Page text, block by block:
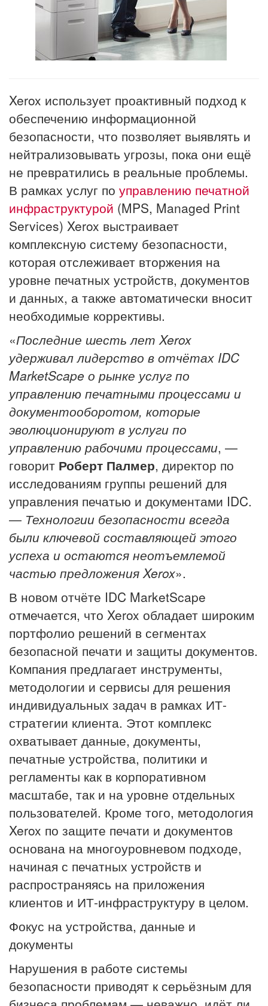
Xerox использует проактивный подход к
обеспечению информационной
безопасности, что позволяет выявлять и
нейтрализовывать угрозы, пока они ещё
не превратились в реальные проблемы.
В рамках услуг по управлению печатной
инфраструктурой (MPS, Managed Print
Services) Xerox выстраивает
комплексную систему безопасности,
которая отслеживает вторжения на
уровне печатных устройств, документов
и данных, а также автоматически вносит
необходимые коррективы.
«Последние шесть лет Xerox
удерживал лидерство в отчётах IDC
MarketScape о рынке услуг по
управлению печатными процессами и
документооборотом, которые
эволюционируют в услуги по
управлению рабочими процессами, —
говорит Роберт Палмер, директор по
исследованиям группы решений для
управления печатью и документами IDC.
— Технологии безопасности всегда
были ключевой составляющей этого
успеха и остаются неотъемлемой
частью предложения Xerox».
В новом отчёте IDC MarketScape
отмечается, что Xerox обладает широким
портфолио решений в сегментах
безопасной печати и защиты документов.
Компания предлагает инструменты,
методологии и сервисы для решения
индивидуальных задач в рамках ИТ-
стратегии клиента. Этот комплекс
охватывает данные, документы,
печатные устройства, политики и
регламенты как в корпоративном
масштабе, так и на уровне отдельных
пользователей. Кроме того, методология
Xerox по защите печати и документов
основана на многоуровневом подходе,
начиная с печатных устройств и
распространяясь на приложения
клиентов и ИТ-инфраструктуру в целом.
Фокус на устройства, данные и
документы
Нарушения в работе системы
безопасности приводят к серьёзным для